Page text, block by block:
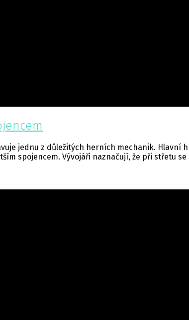
jednu z důležitých herních mechanik. Hlavní
spojencem. Vývojáři naznačují, že při střetu